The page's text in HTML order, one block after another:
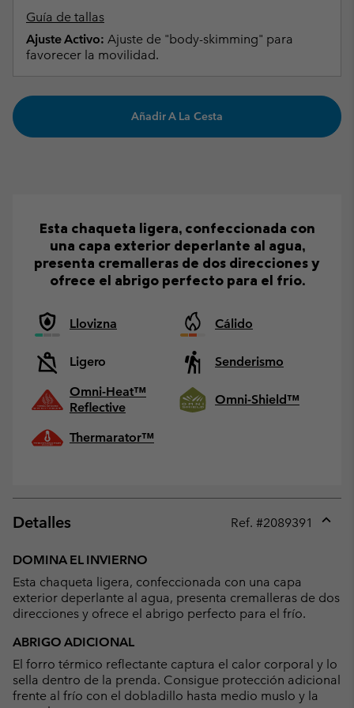
Guía de tallas
Ajuste Activo: Ajuste de "body-skimming" para
favorecer la movilidad.
Añadir A La Cesta
Esta chaqueta ligera, confeccionada con
una capa exterior deperlante al agua,
presenta cremalleras de dos direcciones y
ofrece el abrigo perfecto para el frío.
Llovizna Cálido
Ligero
Senderismo
Omni-Heat™
Reflective
Omni-Shield™
Thermarator™
Detalles Ref. #2089391
DOMINA EL INVIERNO
Esta chaqueta ligera, confeccionada con una capa
exterior deperlante al agua, presenta cremalleras de dos
direcciones y ofrece el abrigo perfecto para el frío.
ABRIGO ADICIONAL
El forro térmico reflectante captura el calor corporal y lo
sella dentro de la prenda. Consigue protección adicional
frente al frío con el dobladillo hasta medio muslo y la